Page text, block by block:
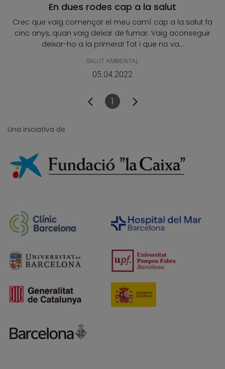
En dues rodes cap a la salut
Crec que vaig començar el meu camí cap a la salut fa
cinc anys, quan vaig deixar de fumar. Vaig aconseguir
deixar-ho a la primera! Tot i que no va...
SALUT AMBIENTAL
05.04.2022
Pàgina
1
Una iniciativa de